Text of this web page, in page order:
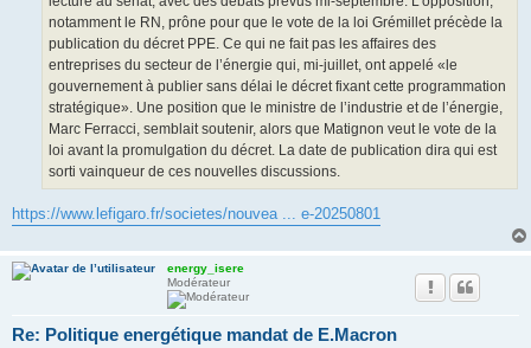
notamment le RN, prône pour que le vote de la loi Grémillet précède la
publication du décret PPE. Ce qui ne fait pas les affaires des
entreprises du secteur de l’énergie qui, mi-juillet, ont appelé «le
gouvernement à publier sans délai le décret fixant cette programmation
stratégique». Une position que le ministre de l’industrie et de l’énergie,
Marc Ferracci, semblait soutenir, alors que Matignon veut le vote de la
loi avant la promulgation du décret. La date de publication dira qui est
sorti vainqueur de ces nouvelles discussions.
https://www.lefigaro.fr/societes/nouvea ... e-20250801
energy_isere
Modérateur
Re: Politique energétique mandat de E.Macron